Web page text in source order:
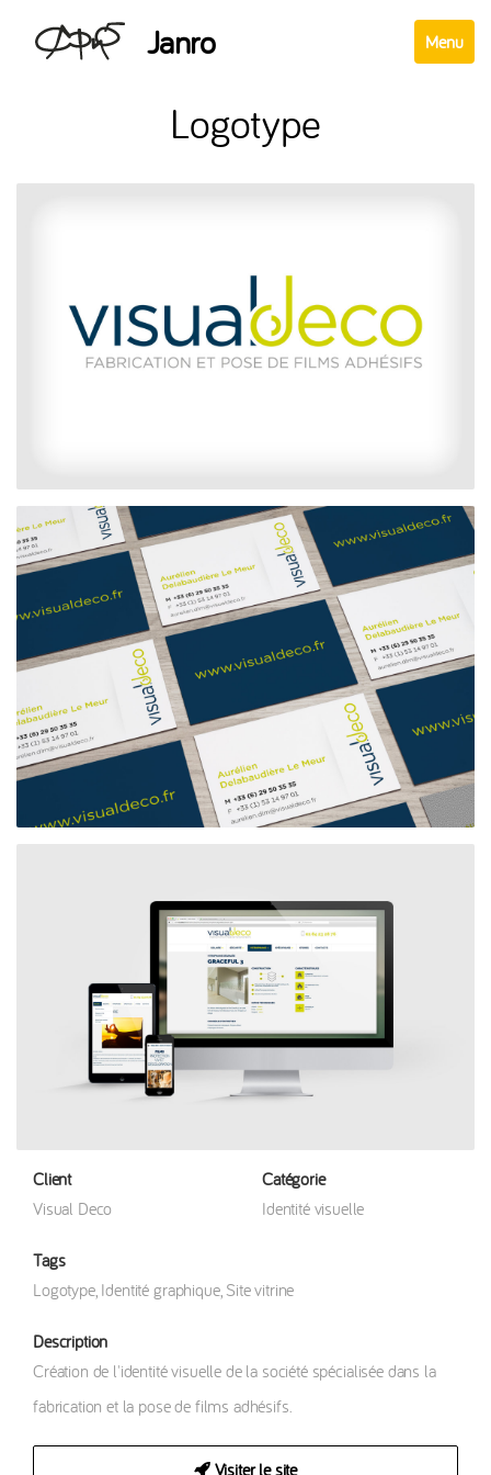
Afficher
le
Menu
Janro
Logotype
Client
Visual Deco
Catégorie
Identité visuelle
Tags
Logotype, Identité graphique,Site vitrine
Description
Création de l'identité visuelle de la société spécialisée dans la
fabrication et la pose de films adhésifs.
Visiter le site